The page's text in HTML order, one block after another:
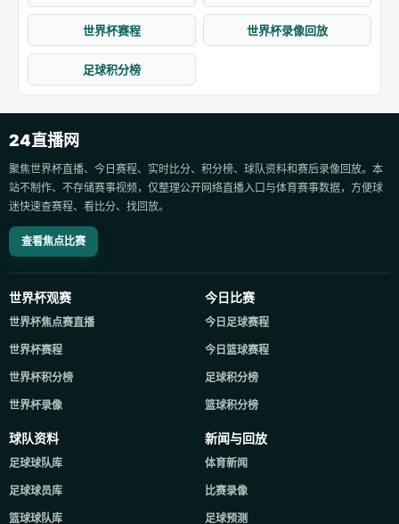
世界杯赛程 世界杯录像回放
足球积分榜
24直播网
聚焦世界杯直播、今日赛程、实时比分、积分榜、球队资料和赛后录像回放。本
站不制作、不存储赛事视频，仅整理公开网络直播入口与体育赛事数据，方便球
迷快速查赛程、看比分、找回放。
查看焦点比赛
世界杯观赛
世界杯焦点赛直播
世界杯赛程
世界杯积分榜
世界杯录像
今日比赛
今日足球赛程
今日篮球赛程
足球积分榜
篮球积分榜
球队资料
足球球队库
足球球员库
篮球球队库
新闻与回放
体育新闻
比赛录像
足球预测